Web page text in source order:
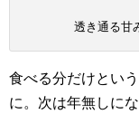
透き通る甘
食べる分だけとい
に。次は年無しに